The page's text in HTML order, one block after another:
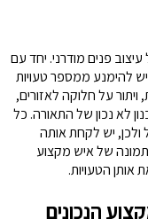
פנים מודרני. יחד עם
להימנע ממספר טעויות
ויתור על חלוקה לאזורים,
לא נכון של התאורה. כל
ולכן, יש לקחת אותה
של איש מקצוע
הטעויות.
הנכונים